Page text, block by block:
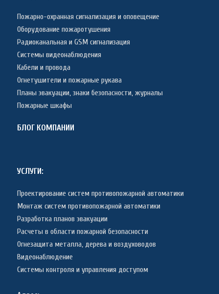
Пожарно-охранная сигнализация и оповещение
Оборудование пожаротушения
Радиоканальная и GSM сигнализация
Системы видеонаблюдения
Кабели и провода
Огнетушители и пожарные рукава
Планы эвакуации, знаки безопасности, журналы
Пожарные шкафы
БЛОГ КОМПАНИИ
УСЛУГИ:
Проектирование систем противопожарной автоматики
Монтаж систем противопожарной автоматики
Разработка планов эвакуации
Расчеты в области пожарной безопасности
Огнезащита металла, дерева и воздуховодов
Видеонаблюдение
Системы контроля и управления доступом